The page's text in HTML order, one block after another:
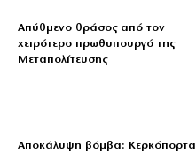
Απύθμενο θράσος από τον
χειρότερο πρωθυπουργό της
Μεταπολίτευσης
Αποκάλυψη βόμβα: Κερκόπορτα